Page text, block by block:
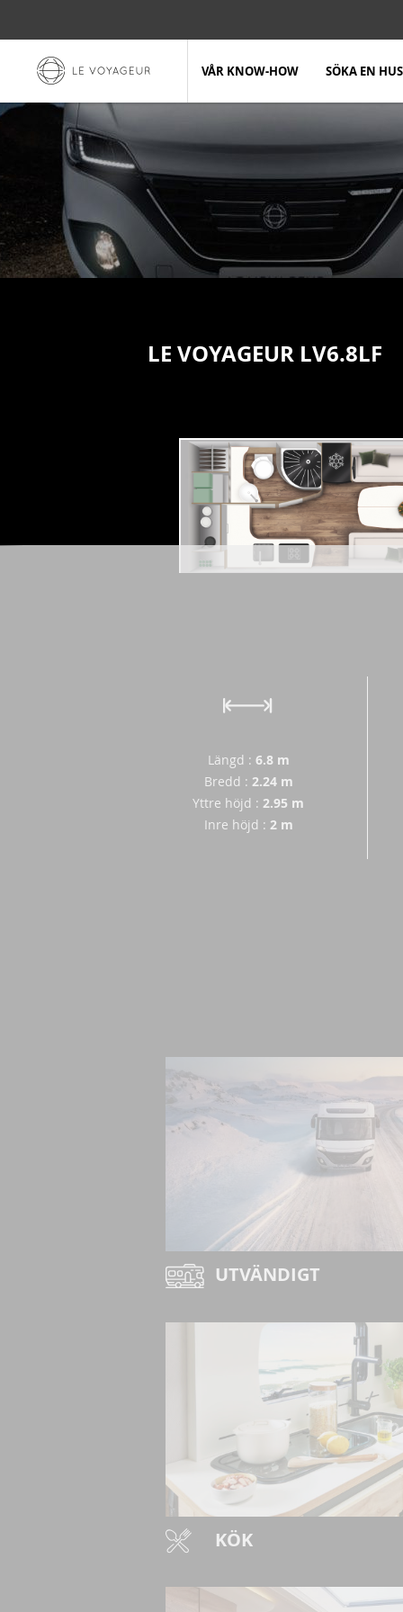
innehållet
VÅR KNOW-HOW SÖKA EN
LE VOYAGEUR LV6.8LF
Längd : 6.8 m
Bredd : 2.24 m
Yttre höjd : 2.95 m
Inre höjd : 2 m
UTVÄNDIGT
KÖK